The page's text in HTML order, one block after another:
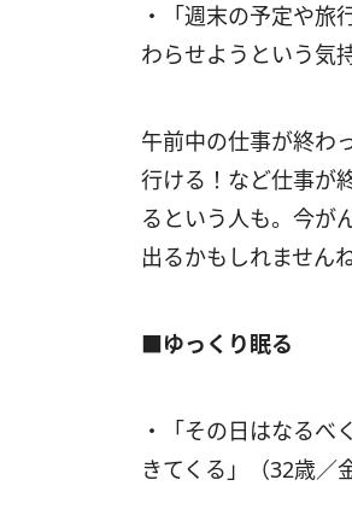
・「週末の予定や旅
わらせようという気
午前中の仕事が終わ
行ける！など仕事が
るという人も。今が
出るかもしれませんね
■ゆっくり眠る
・「その日はなるべ
きてくる」（32歳／